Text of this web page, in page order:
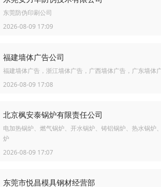
东莞防伪印刷公司
2026-08-09 17:09
福建墙体广告公司
福建墙体广告，浙江墙体广告，广西墙体广告，广东墙体
2026-08-09 17:08
北京枫安泰锅炉有限责任公司
电加热锅炉、燃气锅炉、开水锅炉、铸铝锅炉、热水锅炉
炉
2026-08-09 17:07
东莞市悦昌模具钢材经营部